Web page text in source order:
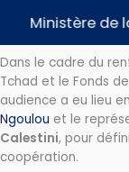
contenu
de la
𝐥𝐚 𝐩𝐞𝐭𝐢𝐭𝐞 𝐞𝐧𝐟𝐚𝐧𝐜𝐞.
Dans le cadre du
Tchad et le Fonds
audience a eu lieu
Ngoulou et le
Calestini, pour
coopération.